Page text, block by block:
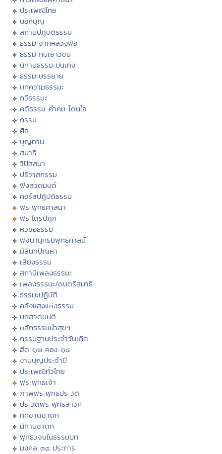
ประเพณีไทย
บอกบุญ
สถานปฏิบัติธรรม
ธรรมะจากหลวงพ่อ
ธรรมะกับเยาวชน
นิทานธรรมะบันเทิง
ธรรมะบรรยาย
บทความธรรมะ
กวีธรรมะ
คติธรรม คำคม โดนใจ
กรรม
ศีล
บุญทาน
สมาธิ
วิปัสสนา
ปริวาสกรรม
ฟังสวดมนต์
คอร์สปฏิบัติธรรม
พระพุทธศาสนา
พระไตรปิฏก
หัวข้อธรรม
พจนานุกรมพุทธศาสน์
มิลินทปัญหา
เสียงธรรม
สถานีเพลงธรรมะ
เพลงธรรมะ/ดนตรีสมาธิ
ธรรมะปฏิบัติ
คลังแสงแห่งธรรม
บทสวดมนต์
หลักธรรมนำสุขฯ
กรรมฐานประจำวันเกิด
ฮีต ๑๒ คอง ๑๔
งานบุญประจำปี
ประเพณีทั่วไทย
พระพุทธเจ้า
ภาพพระพุทธประวัติ
ประวัติพระพุทธสาวก
ทศชาติชาดก
นิทานชาดก
พุทธวจนในธรรมบท
มงคล ๓๘ ประการ